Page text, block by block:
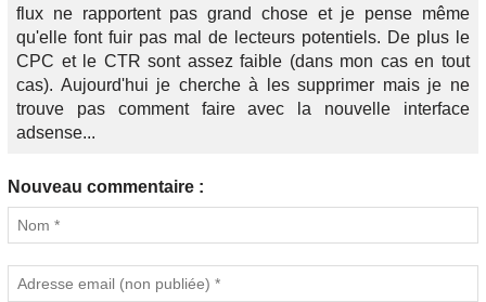
flux ne rapportent pas grand chose et je pense même
qu'elle font fuir pas mal de lecteurs potentiels. De plus le
CPC et le CTR sont assez faible (dans mon cas en tout
cas). Aujourd'hui je cherche à les supprimer mais je ne
trouve pas comment faire avec la nouvelle interface
adsense...
Nouveau commentaire :